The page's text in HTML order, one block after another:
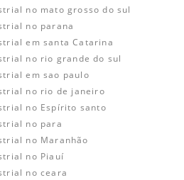
no mato grosso do sul
no parana
em santa Catarina
no rio grande do sul
em sao paulo
no rio de janeiro
no Espírito santo
no para
no Maranhão
no Piauí
no ceara